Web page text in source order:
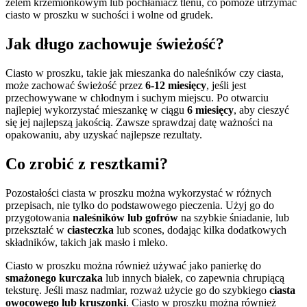
żelem krzemionkowym lub pochłaniacz tlenu, co pomoże utrzymać
ciasto w proszku w suchości i wolne od grudek.
Jak długo zachowuje świeżość?
Ciasto w proszku, takie jak mieszanka do naleśników czy ciasta,
może zachować świeżość przez 6-12 miesięcy, jeśli jest
przechowywane w chłodnym i suchym miejscu. Po otwarciu
najlepiej wykorzystać mieszankę w ciągu 6 miesięcy, aby cieszyć
się jej najlepszą jakością. Zawsze sprawdzaj datę ważności na
opakowaniu, aby uzyskać najlepsze rezultaty.
Co zrobić z resztkami?
Pozostałości ciasta w proszku można wykorzystać w różnych
przepisach, nie tylko do podstawowego pieczenia. Użyj go do
przygotowania naleśników lub gofrów na szybkie śniadanie, lub
przekształć w ciasteczka lub scones, dodając kilka dodatkowych
składników, takich jak masło i mleko.
Ciasto w proszku można również używać jako panierkę do
smażonego kurczaka lub innych białek, co zapewnia chrupiącą
teksturę. Jeśli masz nadmiar, rozważ użycie go do szybkiego ciasta
owocowego lub kruszonki. Ciasto w proszku można również